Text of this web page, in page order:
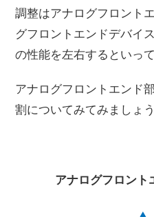
調整はアナログフロント
グフロントエンドデバイ
の性能を左右するといっ
アナログフロントエンド
割についてみてみましょう
アナログフロント